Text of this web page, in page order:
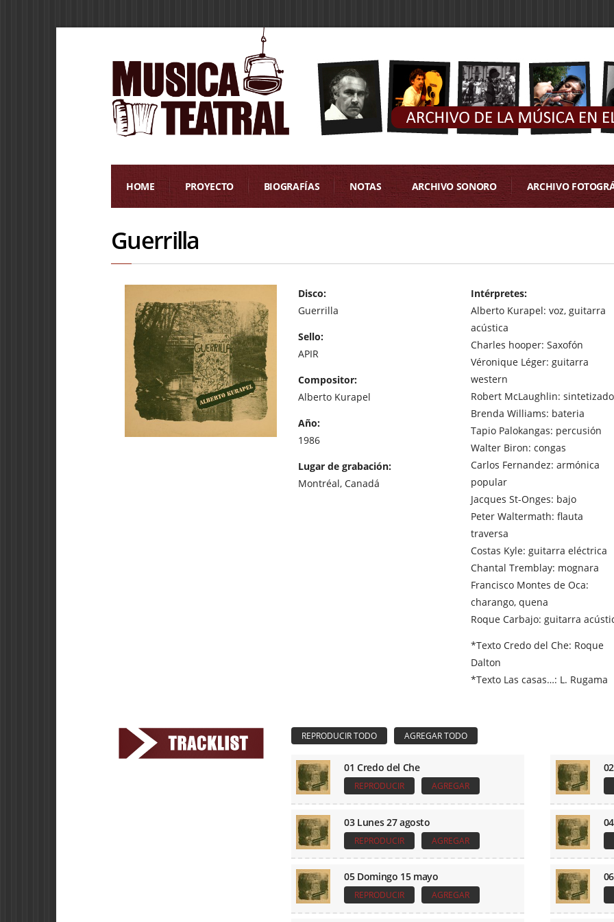
HOME PROYECTO BIOGRAFÍAS NOTAS ARCHIVO SONORO ARCHIVO
Guerrilla
Disco:
Guerrilla
Sello:
APIR
Compositor:
Alberto Kurapel
Año:
1986
Lugar de grabación:
Montréal, Canadá
Intérpretes:
Alberto Kurapel: voz, guitarra
acústica
Charles hooper: Saxofón
Véronique Léger: guitarra
western
Robert McLaughlin:
Brenda Williams: bateria
Tapio Palokangas: percusión
Walter Biron: congas
Carlos Fernandez: armónica
popular
Jacques St-Onges: bajo
Peter Waltermath: flauta
traversa
Costas Kyle: guitarra eléctrica
Chantal Tremblay: mognara
Francisco Montes de Oca:
charango, quena
Roque Carbajo: guitarra
*Texto Credo del Che: Roque
Dalton
*Texto Las casas…: L. Rugama
01 Credo del Che
REPRODUCIR AGREGAR
03 Lunes 27 agosto
REPRODUCIR AGREGAR
05 Domingo 15 mayo
REPRODUCIR AGREGAR